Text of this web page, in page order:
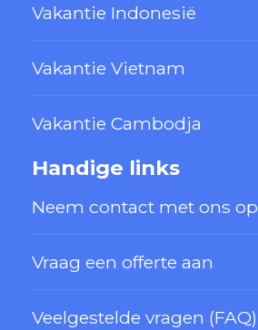
Vakantie Indonesië
Vakantie Vietnam
Vakantie Cambodja
Handige links
Neem contact met ons op
Vraag een offerte aan
Veelgestelde vragen (FAQ)